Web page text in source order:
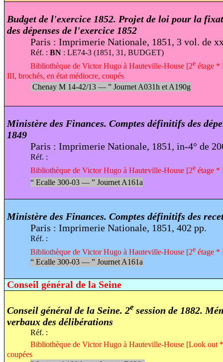
Budget de l'exercice 1852. Projet de loi pour la
des dépenses de l'exercice 1852
Paris : Imprimerie Nationale, 1851, 3 vol. de
Réf. : BN: LE74-3 (1851, 31, BUDGET)
Bibliothèque de Victor Hugo à Hauteville-House [2eétage *
III, brochés, en état médiocre, coupés
Chenay M 14-42/13 — ”Journet A031h et A190g
Ministère des Finances. Comptes définitifs des
1849
Paris : Imprimerie Nationale, 1851, in-4° de
Réf. :
Bibliothèque de Victor Hugo à Hauteville-House [2eétage *
“Ecalle 300-03 — ”Journet A161a
Ministère des Finances. Comptes définitifs des
Paris : Imprimerie Nationale, 1851, 402 pp.
Réf. :
Bibliothèque de Victor Hugo à Hauteville-House [2eétage *
“Ecalle 300-03 — ”Journet A161a
Conseil général de la Seine
Conseil général de la Seine. 2e session de 1882.
verbaux des délibérations
Réf. :
Bibliothèque de Victor Hugo à Hauteville-House [Look out
coupées